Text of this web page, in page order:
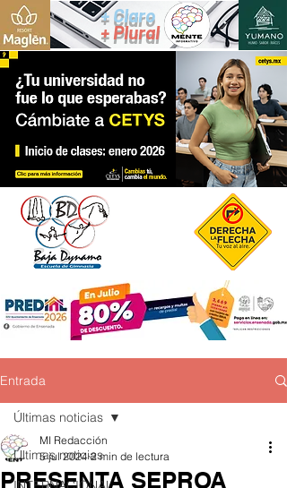
+ Claro
+ Plural
Entrada
Últimas noticias
Últimas noticias
PRESENTA SEPROA
MI Redacción
5 jul 2024 2 min de lectura